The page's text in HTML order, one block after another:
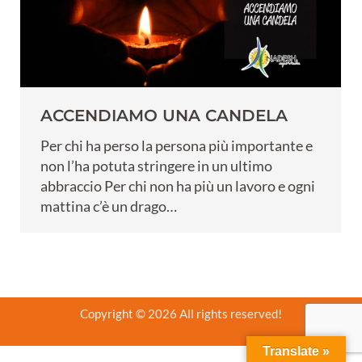
ACCENDIAMO UNA CANDELA
Per chi ha perso la persona più importante e
non l’ha potuta stringere in un ultimo
abbraccio Per chi non ha più un lavoro e ogni
mattina c’è un drago…
Copyright © 2026 All rights reserved!
Translate »